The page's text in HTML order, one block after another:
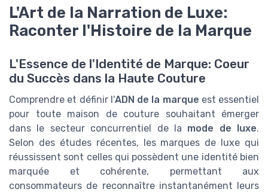
L'Art de la Narration de Luxe:
Raconter l'Histoire de la Marque
L'Essence de l'Identité de Marque: Coeur
du Succès dans la Haute Couture
Comprendre et définir l'ADN de la marque est essentiel
pour toute maison de couture souhaitant émerger
dans le secteur concurrentiel de la mode de luxe.
Selon des études récentes, les marques de luxe qui
réussissent sont celles qui possèdent une identité bien
marquée et cohérente, permettant aux
consommateurs de reconnaître instantanément leurs